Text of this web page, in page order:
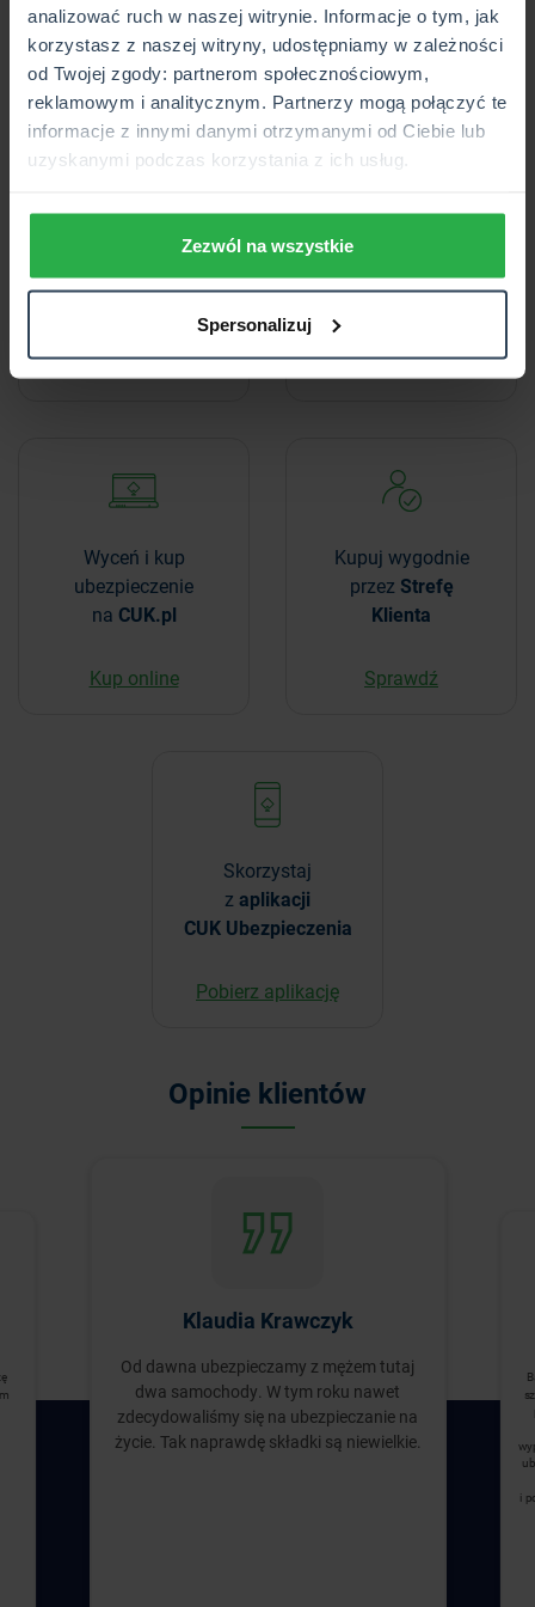
analizować ruch w naszej witrynie. Informacje o tym, jak
korzystasz z naszej witryny, udostępniamy w zależności
od Twojej zgody: partnerom społecznościowym,
reklamowym i analitycznym. Partnerzy mogą połączyć te
informacje z innymi danymi otrzymanymi od Ciebie lub
uzyskanymi podczas korzystania z ich usług.
Zezwól na wszystkie
Spersonalizuj
Kupuj wygodnie
najbliższą
placówkę CUK
Znajdź placówkę
Skontaktuj się
z naszą Infolinią
22 27 00 337
Zamów rozmowę
Wyceń i kup
ubezpieczenie
na CUK.pl
Kup online
Kupuj wygodnie
przez Strefę
Klienta
Sprawdź
Skorzystaj
z aplikacji
CUK Ubezpieczenia
Pobierz aplikację
Opinie klientów
Klaudia Krawczyk
Od dawna ubezpieczamy z mężem tutaj
dwa samochody. W tym roku nawet
zdecydowaliśmy się na ubezpieczanie na
życie. Tak naprawdę składki są niewielkie.
i